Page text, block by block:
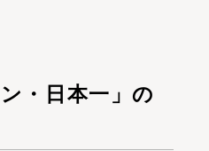
・日本一」の